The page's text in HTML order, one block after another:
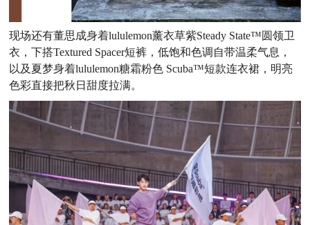
现场还有董思成身着lululemon薰衣草紫Steady State™圆领卫
衣，下搭Textured Spacer短裤，低饱和色调自带温柔气息，
以及夏梦身着lululemon糖霜粉色 Scuba™短款连衣裙，明亮
色彩直接把秋日甜度拉满。